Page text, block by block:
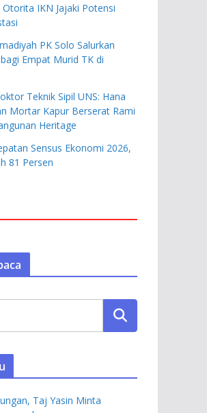
IKN Jajaki Potensi
PK Solo Salurkan
Empat Murid TK di
Teknik Sipil UNS: Hana
Mortar Kapur Berserat Rami
Heritage
Sensus Ekonomi 2026,
81 Persen
Taj Yasin Minta